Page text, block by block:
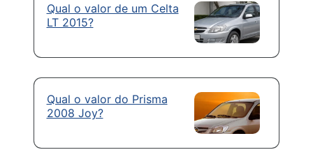
Qual o valor de um Celta
LT 2015?
Qual o valor do Prisma
2008 Joy?